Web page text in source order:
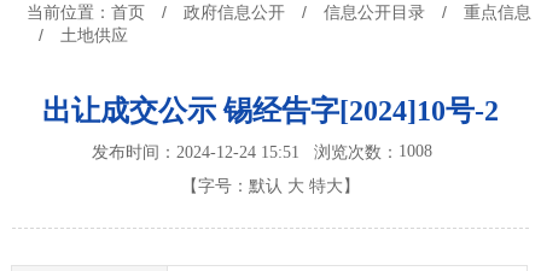
当前位置： 首页 / 政府信息公开 / 信息公开目录 /
重点信息
/
土地供应
出让成交公示 锡经告字[2024]10号-2
发布时间：2024-12-24 15:51浏览次数： 1008
【字号： 默认 大 特大 】